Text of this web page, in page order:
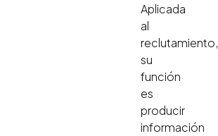
Aplicada
al
reclutamiento,
su
función
es
producir
información